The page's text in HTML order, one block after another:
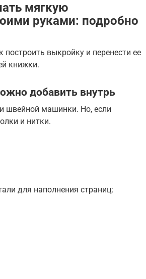
мягкую
руками: подробно
выкройку и перенести ее
книжки.
добавить внутрь
швейной машинки. Но, если
и нитки.
для наполнения страниц;